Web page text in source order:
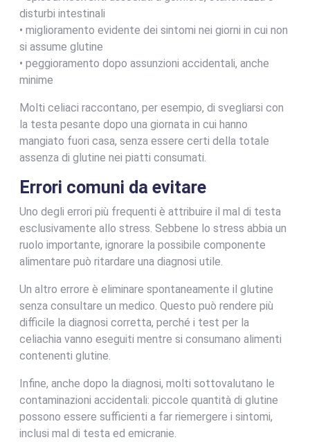
disturbi intestinali
• miglioramento evidente dei sintomi nei giorni in cui non
si assume glutine
• peggioramento dopo assunzioni accidentali, anche
minime
Molti celiaci raccontano, per esempio, di svegliarsi con
la testa pesante dopo una giornata in cui hanno
mangiato fuori casa, senza essere certi della totale
assenza di glutine nei piatti consumati.
Errori comuni da evitare
Uno degli errori più frequenti è attribuire il mal di testa
esclusivamente allo stress. Sebbene lo stress abbia un
ruolo importante, ignorare la possibile componente
alimentare può ritardare una diagnosi utile.
Un altro errore è eliminare spontaneamente il glutine
senza consultare un medico. Questo può rendere più
difficile la diagnosi corretta, perché i test per la
celiachia vanno eseguiti mentre si consumano alimenti
contenenti glutine.
Infine, anche dopo la diagnosi, molti sottovalutano le
contaminazioni accidentali: piccole quantità di glutine
possono essere sufficienti a far riemergere i sintomi,
inclusi mal di testa ed emicranie.